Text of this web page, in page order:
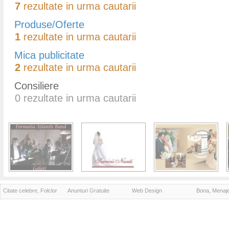
7 rezultate in urma cautarii
Produse/Oferte
1 rezultate in urma cautarii
Mica publicitate
2 rezultate in urma cautarii
Consiliere
0 rezultate in urma cautarii
Citate celebre, Folclor Anunturi Gratuite Web Design Bona,